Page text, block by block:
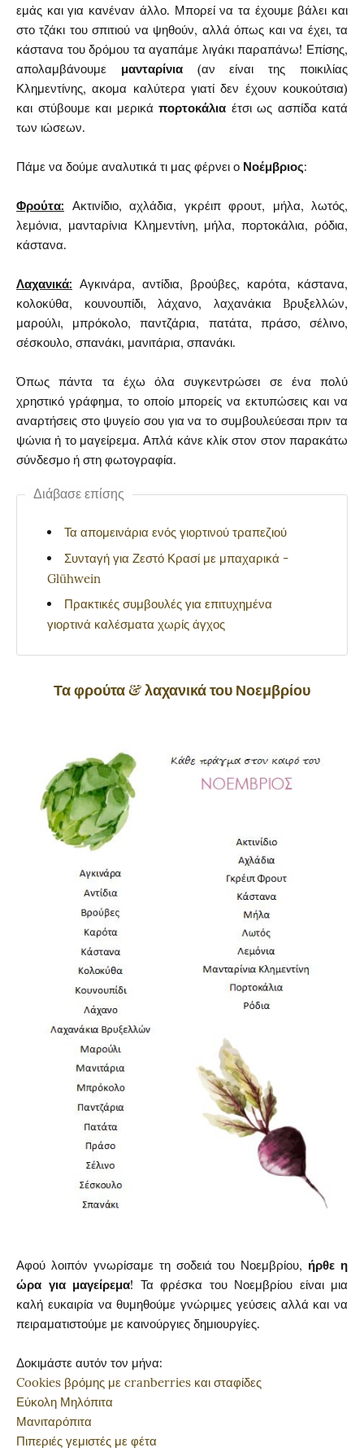
εμάς και για κανέναν άλλο. Μπορεί να τα έχουμε βάλει και
στο τζάκι του σπιτιού να ψηθούν, αλλά όπως και να έχει, τα
κάστανα του δρόμου τα αγαπάμε λιγάκι παραπάνω! Επίσης,
απολαμβάνουμε μανταρίνια (αν είναι της ποικιλίας
Κλημεντίνης, ακομα καλύτερα γιατί δεν έχουν κουκούτσια)
και στύβουμε και μερικά πορτοκάλια έτσι ως ασπίδα κατά
των ιώσεων.
Πάμε να δούμε αναλυτικά τι μας φέρνει ο Νοέμβριος:
Φρούτα: Ακτινίδιο, αχλάδια, γκρέιπ φρουτ, μήλα, λωτός,
λεμόνια, μανταρίνια Κλημεντίνη, μήλα, πορτοκάλια, ρόδια,
κάστανα.
Λαχανικά: Αγκινάρα, αντίδια, βρούβες, καρότα, κάστανα,
κολοκύθα, κουνουπίδι, λάχανο, λαχανάκια Bρυξελλών,
μαρούλι, μπρόκολο, παντζάρια, πατάτα, πράσο, σέλινο,
σέσκουλο, σπανάκι, μανιτάρια, σπανάκι.
Όπως πάντα τα έχω όλα συγκεντρώσει σε ένα πολύ
χρηστικό γράφημα, το οποίο μπορείς να εκτυπώσεις και να
αναρτήσεις στο ψυγείο σου για να το συμβουλεύεσαι πριν τα
ψώνια ή το μαγείρεμα. Απλά κάνε κλίκ στον στον παρακάτω
σύνδεσμο ή στη φωτογραφία.
Διάβασε επίσης
Τα απομεινάρια ενός γιορτινού τραπεζιού
Συνταγή για Ζεστό Κρασί με μπαχαρικά -
Glühwein
Πρακτικές συμβουλές για επιτυχημένα
γιορτινά καλέσματα χωρίς άγχος
Τα φρούτα & λαχανικά του Νοεμβρίου
Αφού λοιπόν γνωρίσαμε τη σοδειά του Νοεμβρίου,ήρθε η
ώρα για μαγείρεμα! Τα φρέσκα του Νοεμβρίου είναι μια
καλή ευκαιρία να θυμηθούμε γνώριμες γεύσεις αλλά και να
πειραματιστούμε με καινούργιες δημιουργίες.
Δοκιμάστε αυτόν τον μήνα:
Cookies βρόμης με cranberries και σταφίδες
Εύκολη Μηλόπιτα
Μανιταρόπιτα
Πιπεριές γεμιστές με φέτα